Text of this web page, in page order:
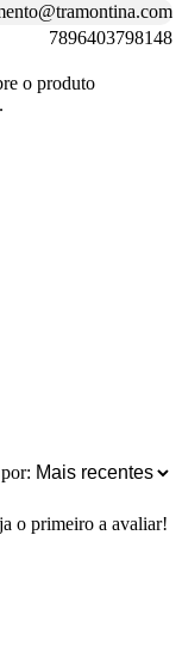
7896403798148
o produto
o primeiro a avaliar!